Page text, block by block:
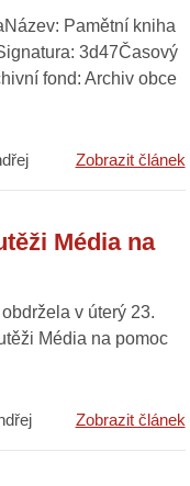
Pamětní kniha
3d47Časový
fond: Archiv obce
Zobrazit článek
Média na
v úterý 23.
Média na pomoc
Zobrazit článek